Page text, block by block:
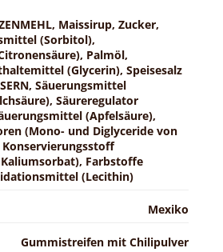
Maissirup, Zucker,
(Sorbitol),
Palmöl,
(Glycerin), Speisesalz
Säuerungsmittel
Säureregulator
(Apfelsäure),
(Mono- und Diglyceride von
Farbstoffe
(Lecithin)
Mexiko
Gummistreifen mit Chilipulver